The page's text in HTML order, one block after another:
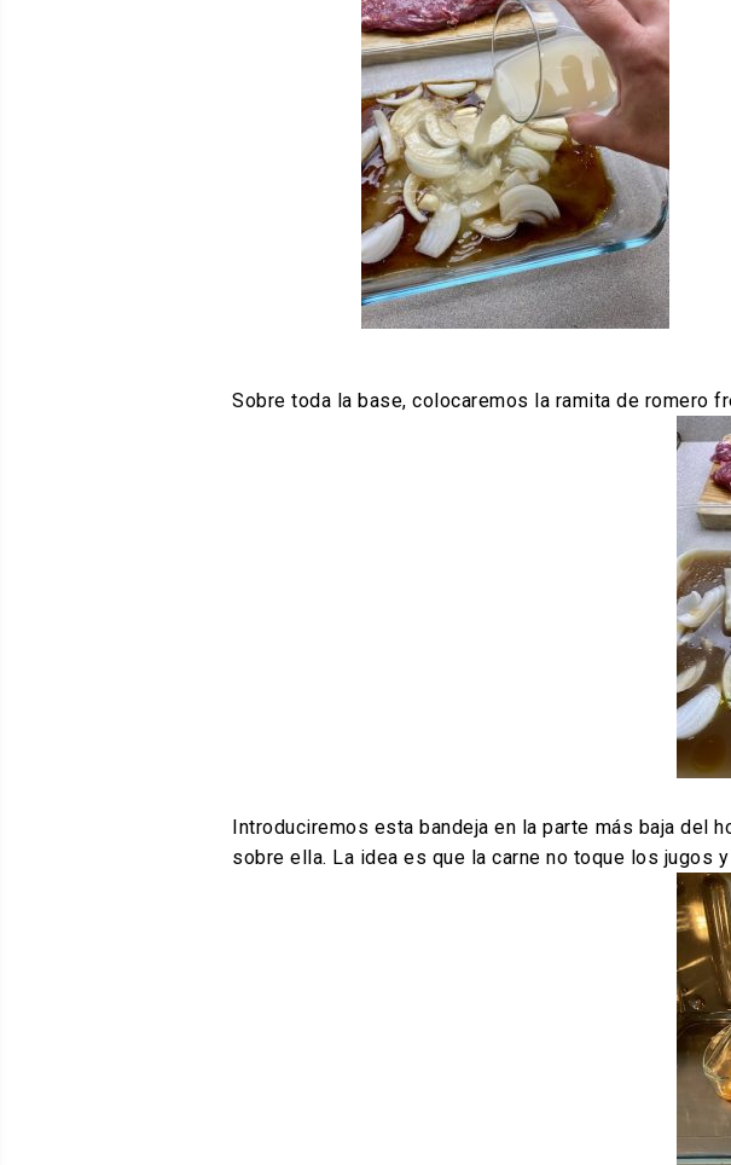
Sobre toda la base, colocaremos la ramita de romero
Introduciremos esta bandeja en la parte más baja del
sobre ella. La idea es que la carne no toque los jugos